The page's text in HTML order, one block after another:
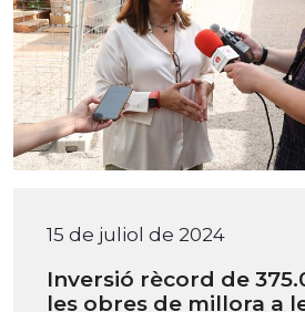
15 de juliol de 2024
Inversió rècord de
les obres de millora a